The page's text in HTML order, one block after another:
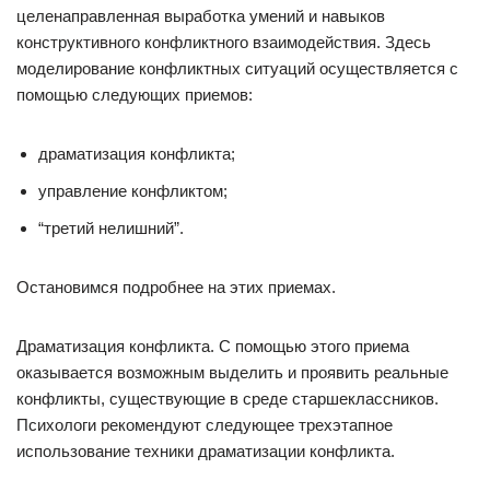
целенаправленная выработка умений и навыков
конструктивного конфликтного взаимодействия. Здесь
моделирование конфликтных ситуаций осуществляется с
помощью следующих приемов:
драматизация конфликта;
управление конфликтом;
“третий нелишний”.
Остановимся подробнее на этих приемах.
Драматизация конфликта. С помощью этого приема
оказывается возможным выделить и проявить реальные
конфликты, существующие в среде старшеклассников.
Психологи рекомендуют следующее трехэтапное
использование техники драматизации конфликта.